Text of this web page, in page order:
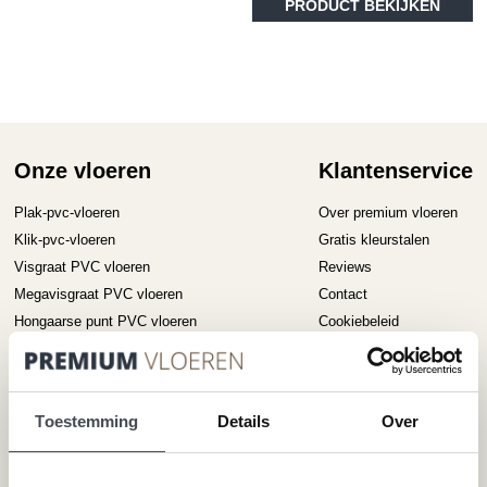
Toestemming Details Over
optie
PRODUCT BEKIJKEN
Onze vloeren
Plak-pvc-vloeren
Klik-pvc-vloeren
Visgraat PVC vloeren
Megavisgraat PVC vloeren
Hongaarse punt PVC vloeren
Betonlook PVC vloeren
Houtlook PVC vloeren
Klantenservice
Over premium vloeren
Gratis kleurstalen
Reviews
Contact
Cookiebeleid